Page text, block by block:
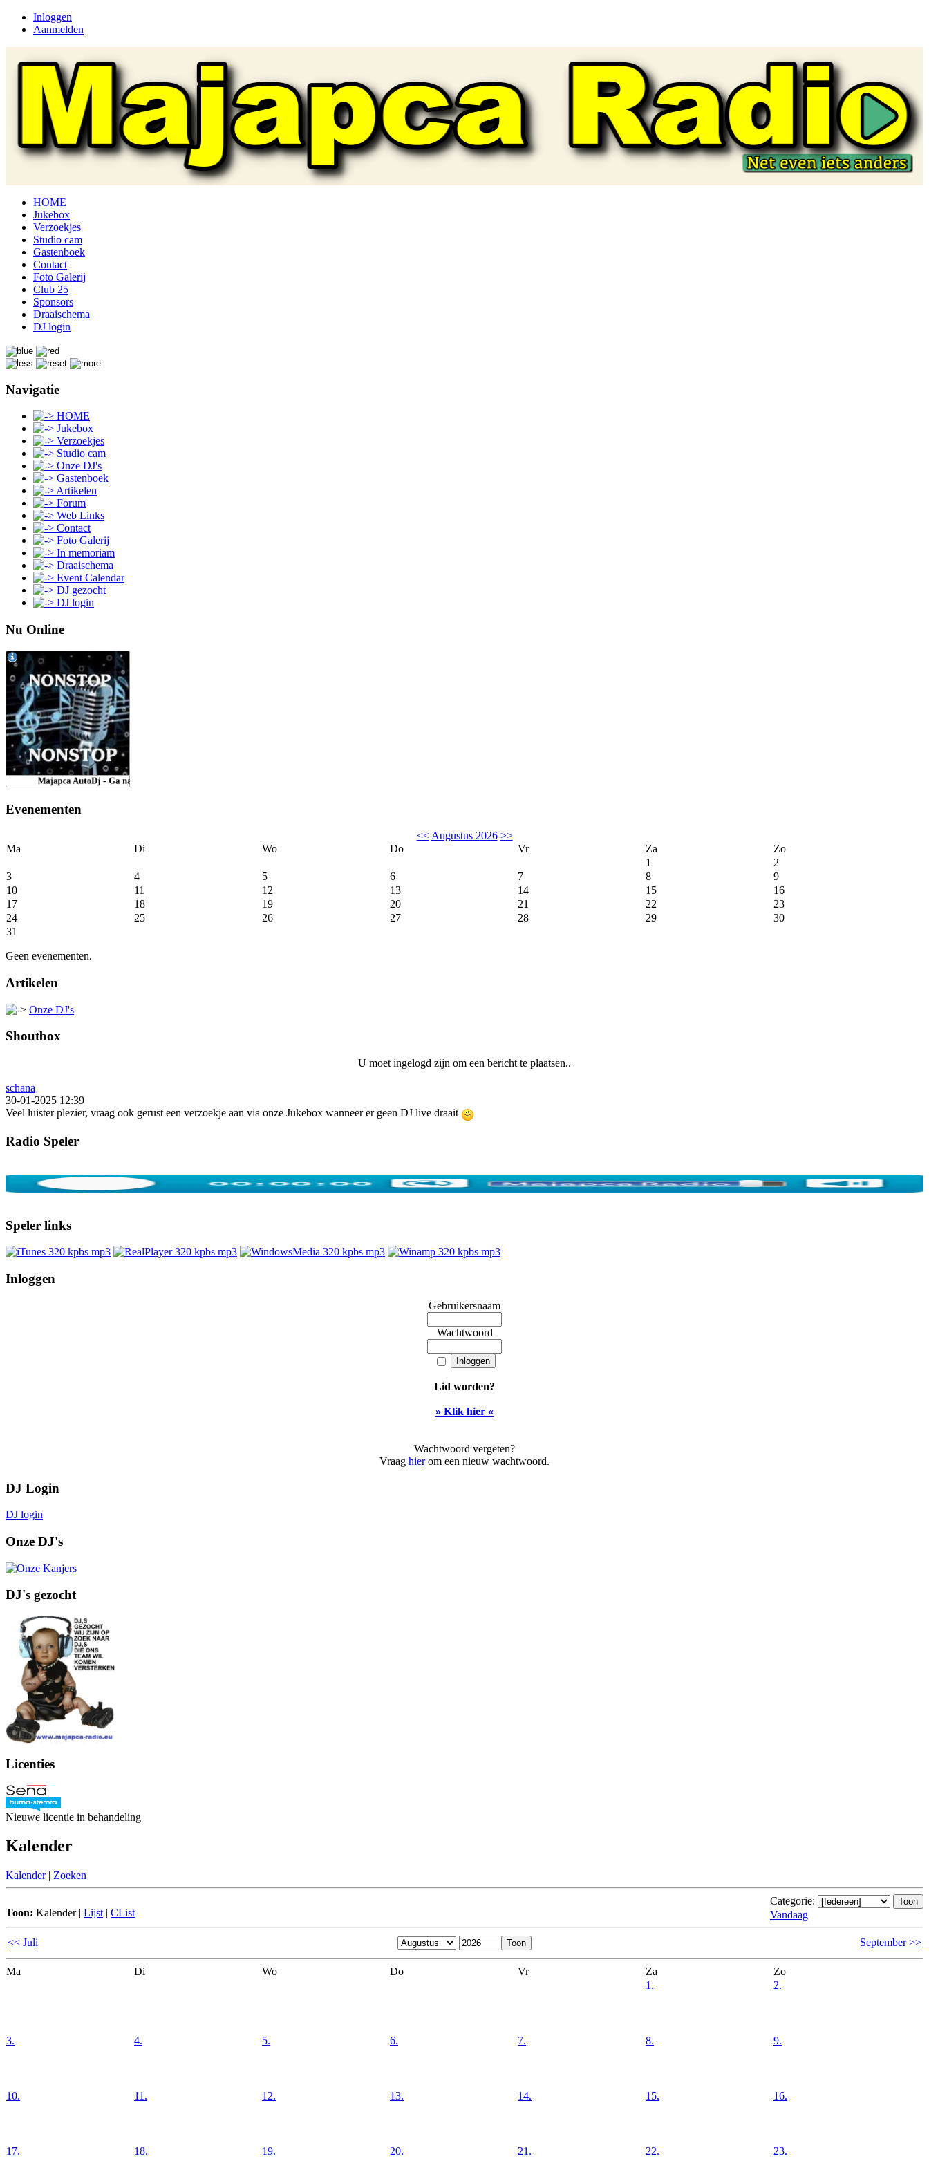
Inloggen
Aanmelden
HOME
Jukebox
Verzoekjes
Studio cam
Gastenboek
Contact
Foto Galerij
Club 25
Sponsors
Draaischema
DJ login
Navigatie
HOME
Jukebox
Verzoekjes
Studio cam
Onze DJ's
Gastenboek
Artikelen
Forum
Web Links
Contact
Foto Galerij
In memoriam
Draaischema
Event Calendar
DJ gezocht
DJ login
Nu Online
Evenementen
<< Augustus 2026 >>
Ma
Di Wo Do Vr Za
Zo
1
2
3
4 5 6 7 8
9
10
11 12 13 14 15
16
17
18 19 20 21 22
23
24
25 26 27 28 29
30
31
Geen evenementen.
Artikelen
Onze DJ's
Shoutbox
U moet ingelogd zijn om een bericht te plaatsen..
schana
30-01-2025 12:39
Veel luister plezier, vraag ook gerust een verzoekje aan via onze Jukebox wanneer er geen DJ live draait
Radio Speler
Speler links
Inloggen
Gebruikersnaam
Wachtwoord
Lid worden?
» Klik hier «
Wachtwoord vergeten?
Vraag hierom een nieuw wachtwoord.
DJ Login
DJ login
Onze DJ's
DJ's gezocht
Licenties
Nieuwe licentie in behandeling
Kalender
Kalender | Zoeken
Toon: Kalender| Lijst | CList
Categorie:
Vandaag
<< Juli September >>
Ma Di Wo Do Vr Za
Zo
1.
2.
3. 4. 5. 6. 7. 8. 9.
10. 11. 12. 13. 14. 15. 16.
17. 18. 19. 20. 21. 22. 23.